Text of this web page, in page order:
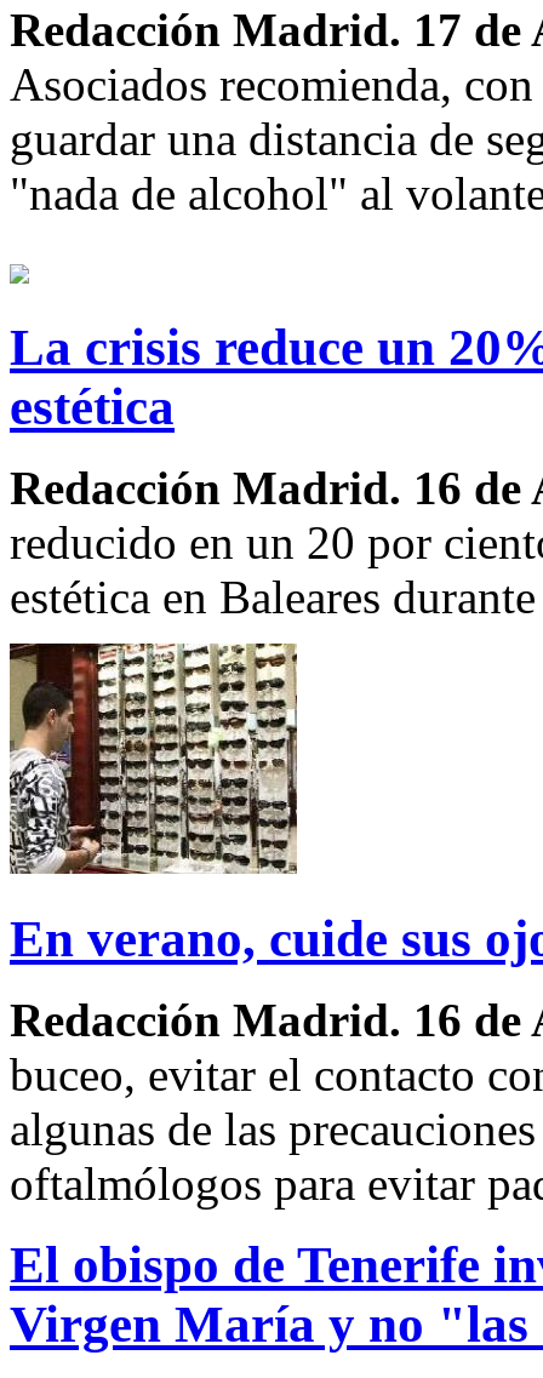
Redacción Madrid. 17 de
Asociados recomienda,
guardar una distancia de
"nada de alcohol" al
La crisis reduce un
estética
Redacción Madrid. 16 de
reducido en un 20 por
estética en Baleares
En verano, cuide sus
Redacción Madrid. 16 de
buceo, evitar el contacto
algunas de las
oftalmólogos para evitar
El obispo de Tenerife
Virgen María y no "las